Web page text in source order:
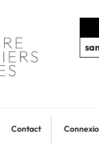
Contact